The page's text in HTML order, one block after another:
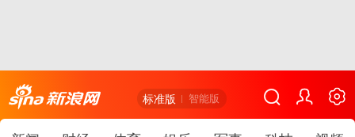
标准版 智能版